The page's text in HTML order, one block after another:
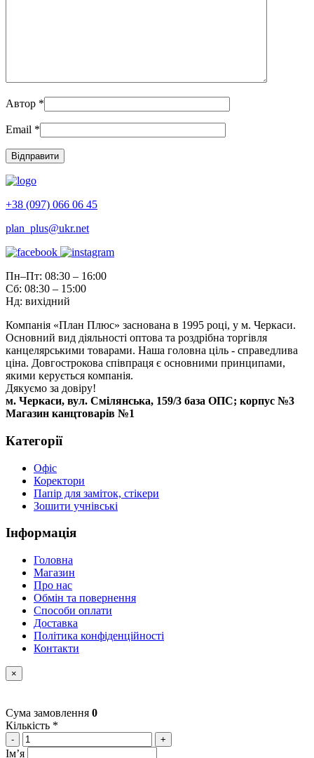
Автор *
Email *
+38 (097) 066 06 45
plan_plus@ukr.net
Пн–Пт: 08:30 – 16:00
Сб: 08:30 – 15:00
Нд: вихідний
Компанія «План Плюс» заснована в 1995 році, у м. Черкаси.
Основний вид діяльності оптова та роздрібна торгівля
канцелярськими товарами. Наша головна ціль - справедлива
ціна. Довгострокова співпраця є основними принципами,
якими керується компанія.
Дякуємо за довіру!
м. Черкаси, вул. Смілянська, 159/3 база ОПС; корпус №3
Магазин канцтоварів №1
Категорії
Офіс
Коректори
Папір для заміток, стікери
Зошити учнівські
Інформація
Головна
Магазин
Про нас
Обмін та повернення
Способи оплати
Доставка
Політика конфіденційності
Контакти
×
Сума замовлення 0
Кількість *
- +
Імʼя